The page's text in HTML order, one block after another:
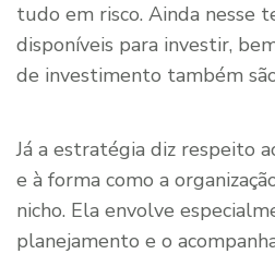
tudo em risco. Ainda nesse
disponíveis para investir,
de investimento também
Já a estratégia diz respeito
e à forma como a
nicho. Ela envolve
planejamento e o